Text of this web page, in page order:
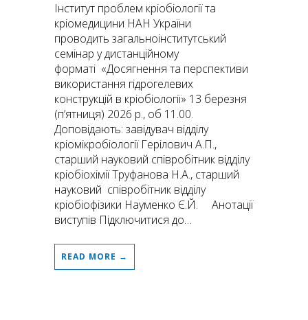
Інститут проблем кріобіології та
кріомедицини НАН України
проводить загальноінститутський
семінар у дистанційному
форматі «Досягнення та перспективи
використання гідрогелевих
конструкцій в кріобіології» 13 березня
(п’ятниця) 2026 р., об 11.00.
Доповідають: завідувач відділу
кріомікробіології Герілович А.П.,
старший науковий співробітник відділу
кріобіохімії Труфанова Н.А., старший
науковий співробітник відділу
кріобіофізики Науменко Є.Й. Анотації
виступів Підключитися до…
READ MORE →